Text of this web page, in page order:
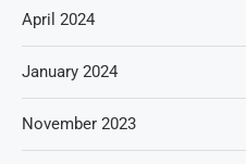
April 2024
January 2024
November 2023